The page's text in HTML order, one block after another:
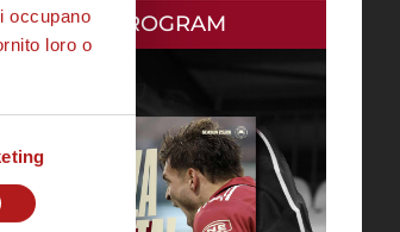
occupano
loro o
MATCH PROGRAM